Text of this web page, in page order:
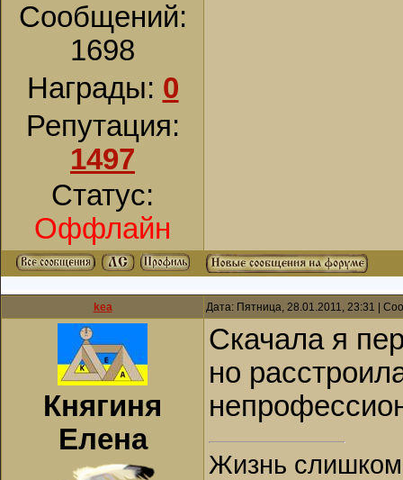
Сообщений:
1698
Награды: 0
Репутация:
1497
Статус:
Оффлайн
kea Дата: Пятница, 28.01.2011, 23:31 |
Княгиня
Елена
Скачала я
но
Жизнь слишком